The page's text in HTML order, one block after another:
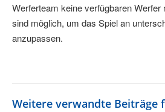
Werferteam keine verfügbaren Werfer
sind möglich, um das Spiel an
anzupassen.
Weitere verwandte Beiträge